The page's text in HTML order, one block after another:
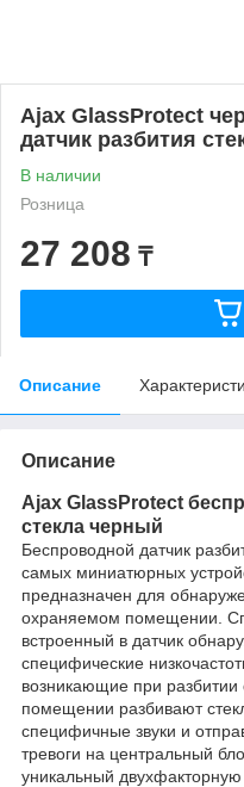
Ajax GlassProtect
датчик разбития
В наличии
Розница
27 208 ₸
Описание
Описание
Ajax GlassProtect б
стекла черный
Беспроводной датчик
самых миниатюрных
предназначен для
охраняемом помещении.
встроенный в датчик
специфические
возникающие при
помещении разбивают
специфичные звуки и
тревоги на центральный
уникальный